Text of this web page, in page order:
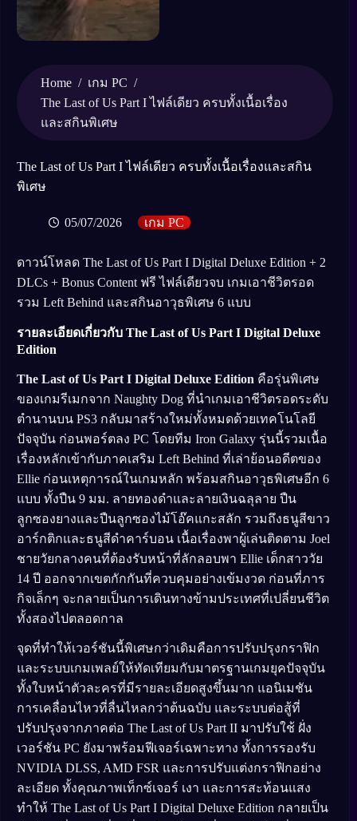
Home / เกม PC /
The Last of Us Part I ไฟล์เดียว ครบทั้งเนื้อเรื่อง
และสกินพิเศษ
The Last of Us Part I ไฟล์เดียว ครบทั้งเนื้อเรื่องและสกิน
พิเศษ
05/07/2026 เกม PC
ดาวน์โหลด The Last of Us Part I Digital Deluxe Edition + 2
DLCs + Bonus Content ฟรี ไฟล์เดียวจบ เกมเอาชีวิตรอด
รวม Left Behind และสกินอาวุธพิเศษ 6 แบบ
รายละเอียดเกี่ยวกับ The Last of Us Part I Digital Deluxe
Edition
The Last of Us Part I Digital Deluxe Edition คือรุ่นพิเศษ
ของเกมรีเมกจาก Naughty Dog ที่นำเกมเอาชีวิตรอดระดับ
ตำนานบน PS3 กลับมาสร้างใหม่ทั้งหมดด้วยเทคโนโลยี
ปัจจุบัน ก่อนพอร์ตลง PC โดยทีม Iron Galaxy รุ่นนี้รวมเนื้อ
เรื่องหลักเข้ากับภาคเสริม Left Behind ที่เล่าย้อนอดีตของ
Ellie ก่อนเหตุการณ์ในเกมหลัก พร้อมสกินอาวุธพิเศษอีก 6
แบบ ทั้งปืน 9 มม. ลายทองดำและลายเงินฉลุลาย ปืน
ลูกซองยางและปืนลูกซองไม้โอ๊คแกะสลัก รวมถึงธนูสีขาว
อาร์กติกและธนูสีดำคาร์บอน เนื้อเรื่องพาผู้เล่นติดตาม Joel
ชายวัยกลางคนที่ต้องรับหน้าที่ลักลอบพา Ellie เด็กสาววัย
14 ปี ออกจากเขตกักกันที่ควบคุมอย่างเข้มงวด ก่อนที่ภาร
กิจเล็กๆ จะกลายเป็นการเดินทางข้ามประเทศที่เปลี่ยนชีวิต
ทั้งสองไปตลอดกาล
จุดที่ทำให้เวอร์ชันนี้พิเศษกว่าเดิมคือการปรับปรุงกราฟิก
และระบบเกมเพลย์ให้ทัดเทียมกับมาตรฐานเกมยุคปัจจุบัน
ทั้งใบหน้าตัวละครที่มีรายละเอียดสูงขึ้นมาก แอนิเมชัน
การเคลื่อนไหวที่ลื่นไหลกว่าต้นฉบับ และระบบต่อสู้ที่
ปรับปรุงจากภาคต่อ The Last of Us Part II มาปรับใช้ ฝั่ง
เวอร์ชัน PC ยังมาพร้อมฟีเจอร์เฉพาะทาง ทั้งการรองรับ
NVIDIA DLSS, AMD FSR และการปรับแต่งกราฟิกอย่าง
ละเอียด ทั้งคุณภาพเท็กซ์เจอร์ เงา และการสะท้อนแสง
ทำให้ The Last of Us Part I Digital Deluxe Edition กลายเป็น